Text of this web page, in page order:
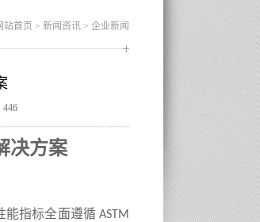
站首页 > 新闻资讯 > 企业新闻
决方案
能指标全面遵循ASTM